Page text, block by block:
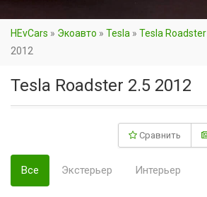
HEvCars » Экоавто » Tesla » Tesla Roadster
2012
Tesla Roadster 2.5 2012
Сравнить
Все Экстерьер Интерьер